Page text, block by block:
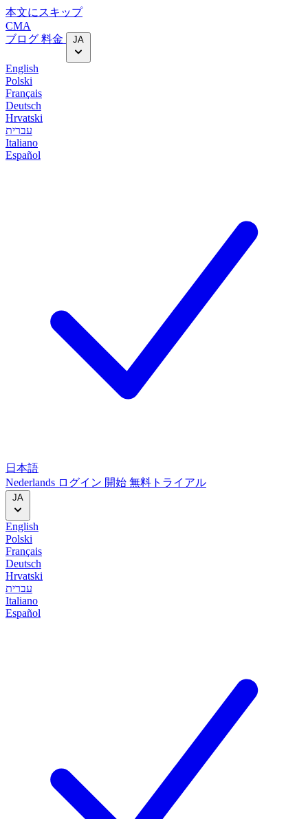
本文にスキップ
CMA
ブログ 料金 JA
English
Polski
Français
Deutsch
Hrvatski
עברית
Italiano
Español
日本語
Nederlands ログイン 開始 無料トライアル
JA
English
Polski
Français
Deutsch
Hrvatski
עברית
Italiano
Español